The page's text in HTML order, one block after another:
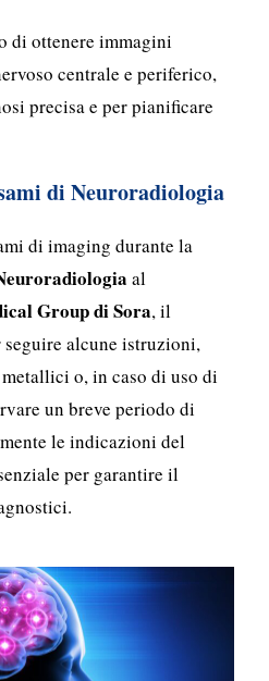
di ottenere immagini
centrale e periferico,
precisa e per pianificare
di Neuroradiologia
di imaging durante la
al
Group di Sora, il
seguire alcune istruzioni,
o, in caso di uso di
un breve periodo di
le indicazioni del
per garantire il